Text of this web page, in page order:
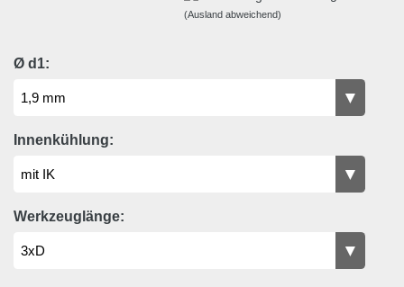
(Ausland abweichend)
Ø d1:
Innenkühlung:
Werkzeuglänge: